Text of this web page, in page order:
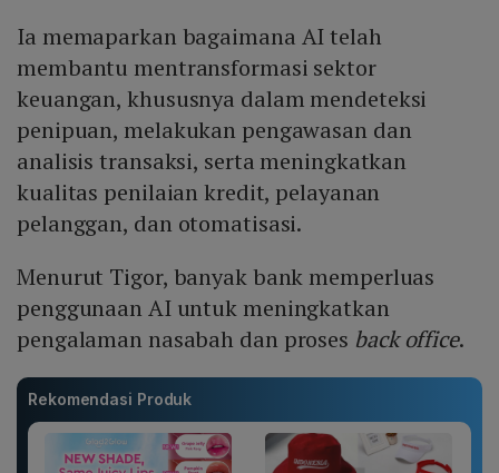
Ia memaparkan bagaimana AI telah
membantu mentransformasi sektor
keuangan, khususnya dalam mendeteksi
penipuan, melakukan pengawasan dan
analisis transaksi, serta meningkatkan
kualitas penilaian kredit, pelayanan
pelanggan, dan otomatisasi.
Menurut Tigor, banyak bank memperluas
penggunaan AI untuk meningkatkan
pengalaman nasabah dan proses back office.
Rekomendasi Produk